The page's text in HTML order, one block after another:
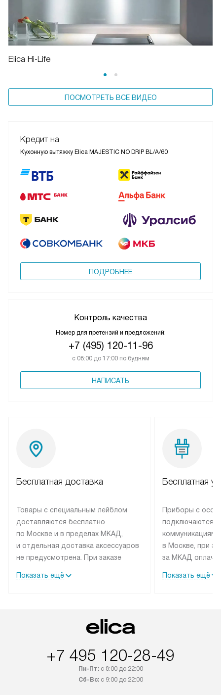
Elica Hi-Life
ПОСМОТРЕТЬ ВСЕ ВИДЕО
Кредит на
Кухонную вытяжку Elica MAJESTIC NO DRIP BL/A/60
ПОДРОБНЕЕ
Контроль качества
Номер для претензий и предложений:
+7 (495) 120-11-96
с 08:00 до 17:00 по будням
НАПИСАТЬ
Бесплатная доставка
Товары с специальным лейблом
доставляются бесплатно
по Москве и в пределах МКАД,
и отдельная доставка аксессуаров
не предусмотрена. При заказе
рекомендуем обсудить
быть отправлены покупателю
интересен товар «Под заказ»,
приобретения с менеджером сайта.
Показать ещё
Бесплатная
Приборы с
подключаются к
коммуникациям
в Москве, при
за МКАД
партнера
по монтажу
Показать ещё
+7 495 120-28-49
Пн-Пт:с 8:00 до 22:00
Сб-Вс:с 9:00 до 22:00